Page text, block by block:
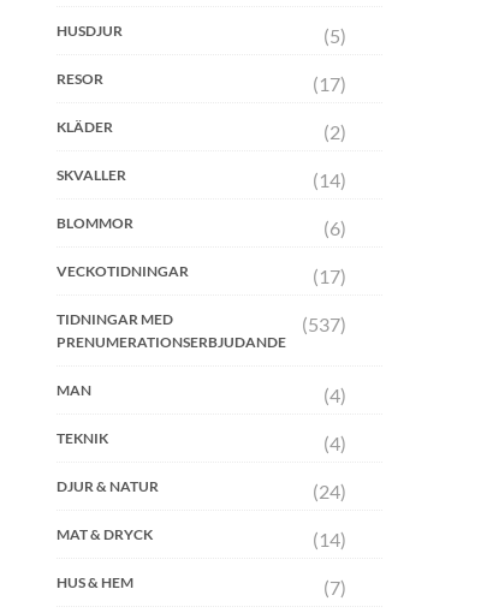
HUSDJUR (5)
RESOR (17)
KLÄDER (2)
SKVALLER (14)
BLOMMOR (6)
VECKOTIDNINGAR (17)
TIDNINGAR MED
PRENUMERATIONSERBJUDANDE
(537)
MAN (4)
TEKNIK (4)
DJUR & NATUR (24)
MAT & DRYCK (14)
HUS & HEM (7)